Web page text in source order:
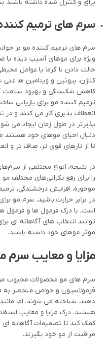
براق و کنترل شده داشته باشند
سرم های ترمیم
سرم های ترمیم کننده مو بر
ویژه برای موهای آسیب دیده
حالت دادن با گرما یا عوامل
کلاژن، بیوتین و ویتامین ها
کاهش شکستگی و بهبود سلامت
ترمیم کننده مو برای بازیابی
انعطاف پذیری کار می کنند و در
پذیرتر در طول زمان ایجاد می
دنبال احیای موهای خود هستند
تا از تارهای قوی تر، صاف تر و
در نتیجه، انواع مختلفی از
را برای رفع نگرانی‌های مختلف
موخوره، افزایش درخشندگی،
در برابر حرارت باشید، سرم مو
است. با درک فرمول ها و فرمول
توانند انتخاب های آگاهانه ای
موثر موهای خود داشته باشند.
مزایا و معایب سرم
سرم های مو محصولات محبوب
فرمولاسیون و خواص منحصر به
دهند، شناخته می شوند، اما
هستند. درک مزایا و معایب
کمک کند تا تصمیمات آگاهانه ای
مراقبت از مو خود بگیرند.